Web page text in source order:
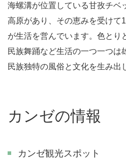
海螺溝が位置している甘孜チベ
高原があり、その恵みを受けて
が生活を営んでいます。色とり
民族舞踊など生活の一つ一つは
民族独特の風俗と文化を生み出
カンゼの情報
カンゼ観光スポット